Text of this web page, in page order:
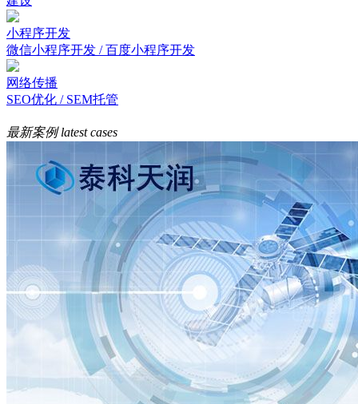
小程序开发
微信小程序开发 / 百度小程序开发
网络传播
SEO优化 / SEM托管
最新案例latest cases